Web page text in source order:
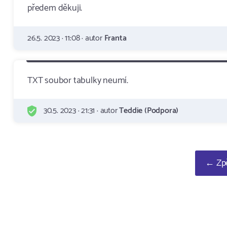
předem děkuji.
26.5. 2023 · 11:08 · autorFranta
TXT soubor tabulky neumí.
30.5. 2023 · 21:31 · autorTeddie (Podpora)
←